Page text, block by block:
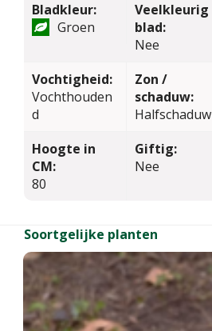
Bladkleur:
Groen
Veelkleurig
blad:
Nee
Vochtigheid:
Vochthouden
d
Zon /
schaduw:
Halfschaduw
Hoogte in
CM:
80
Giftig:
Nee
Soortgelijke planten